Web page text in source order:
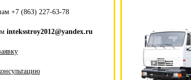
+7 (863) 227-63-78
inteksstroy2012@yandex.ru